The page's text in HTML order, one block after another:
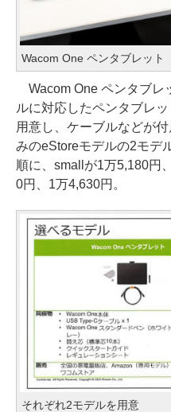
Wacom One ペンタブレット
Wacom One ペンタブレ
ルに対応したペンタブレ
用意し、ケーブルなどが
みのeStoreモデルの2モデ
順に、smallが1万5,180円
0円、1万4,630円。
それぞれ2モデルを用意